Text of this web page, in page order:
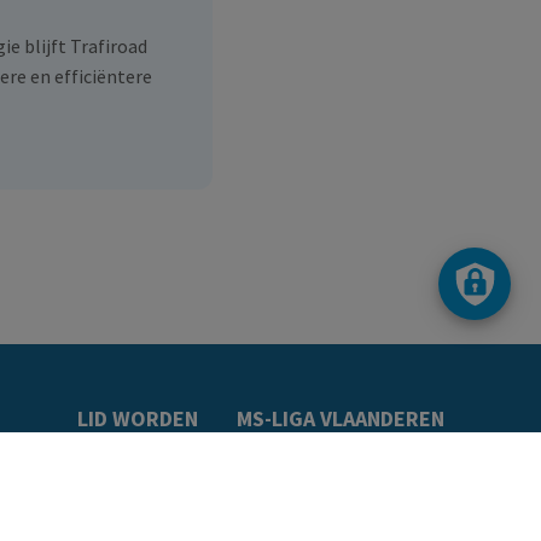
blijft Trafiroad
en efficiëntere
LID WORDEN MS-LIGA VLAANDEREN